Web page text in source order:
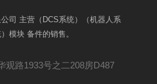
司 主营（DCS系统）（机器人系
模块 备件的销售。
观路1933号之二208房D487